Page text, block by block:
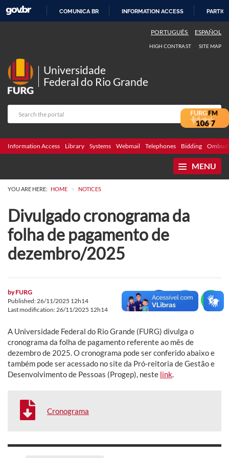
COMUNICA BR INFORMATION ACCESS
PORTUGUÊS ESPAÑOL
HIGH CONTRAST SITE MAP
Universidade
Federal do Rio Grande
Information Access Library Systems Webmail Telephones Bidding
MENU
YOU ARE HERE: HOME > NOTICES
Divulgado cronograma da
folha de pagamento de
dezembro/2025
byFURG
Published: 26/11/2025 12h14
Last modification: 26/11/2025 12h14
A Universidade Federal do Rio Grande (FURG) divulga o
cronograma da folha de pagamento referente ao mês de
dezembro de 2025. O cronograma pode ser conferido abaixo e
também pode ser acessado no site da Pró-reitoria de Gestão e
Desenvolvimento de Pessoas (Progep), neste link
Cronograma